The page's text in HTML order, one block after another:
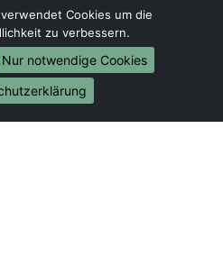
Cookies um die
zu verbessern.
Nur notwendige Cookies